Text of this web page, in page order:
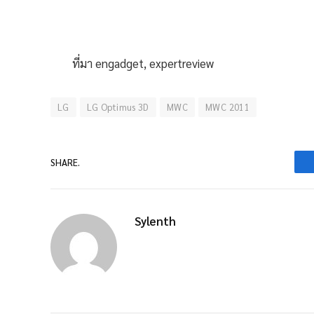
ที่มา engadget, expertreview
LG LG Optimus 3D MWC MWC 2011
SHARE.
Sylenth